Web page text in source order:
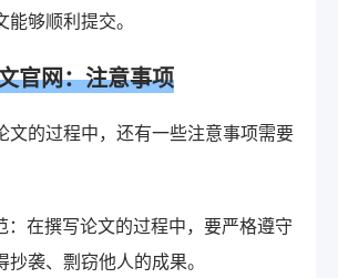
够顺利提交。
官网：注意事项
文的过程中，还有一些注意事项需要
：在撰写论文的过程中，要严格遵守
抄袭、剽窃他人的成果。